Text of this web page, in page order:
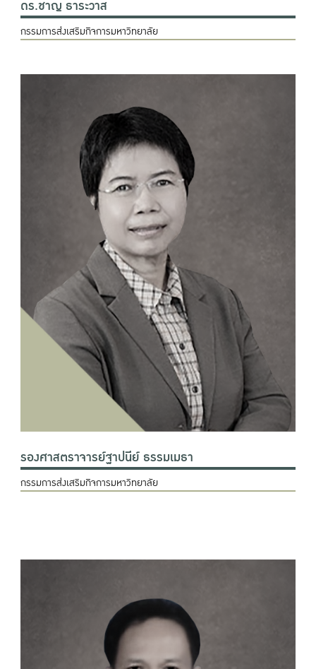
ดร.ชาญ ธาระวาส
กรรมการส่งเสริมกิจการมหาวิทยาลัย
รองศาสตราจารย์ฐาปนีย์ ธรรมเมธา
กรรมการส่งเสริมกิจการมหาวิทยาลัย